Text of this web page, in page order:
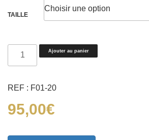
TAILLE
"FLOWERS
Ajouter au panier
REF : F01-20
95,00€